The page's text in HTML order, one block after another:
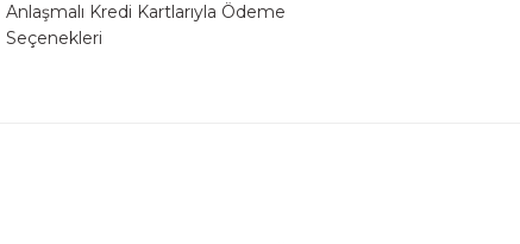
Anlaşmalı Kredi Kartlarıyla Ödeme
Seçenekleri